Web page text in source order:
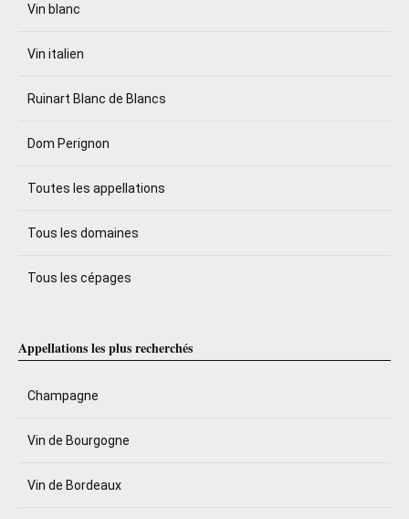
Vin blanc
Vin italien
Ruinart Blanc de Blancs
Dom Perignon
Toutes les appellations
Tous les domaines
Tous les cépages
Appellations les plus recherchés
Champagne
Vin de Bourgogne
Vin de Bordeaux